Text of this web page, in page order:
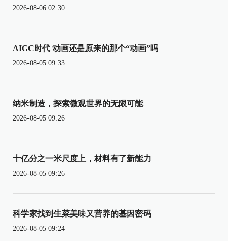
2026-08-06 02:30
AIGC时代 动画还是原来的那个“动画”吗
2026-08-05 09:33
纳米制造，探索微观世界的无限可能
2026-08-05 09:26
十亿分之一米尺度上，材料有了新能力
2026-08-05 09:26
科学家找到生菜美味又营养的基因密码
2026-08-05 09:24